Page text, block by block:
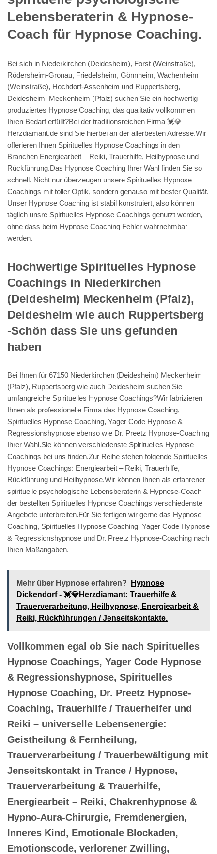
Lebensberaterin & Hypnose-
Coach für Hypnose Coaching.
Bei sich in Niederkirchen (Deidesheim), Forst (Weinstraße),
Rödersheim-Gronau, Friedelsheim, Gönnheim, Wachenheim
(Weinstraße), Hochdorf-Assenheim und Ruppertsberg,
Deidesheim, Meckenheim (Pfalz) suchen Sie ein hochwertig
produziertes Hypnose Coaching, das qualitativ vollkommen
Ihren Bedarf erfüllt?Bei der traditionsreichen Firma 💓️💎
Herzdiamant.de sind Sie hierbei an der allerbesten Adresse.Wir
offerieren Ihnen Spirituelles Hypnose Coachings in den
Branchen Energiearbeit – Reiki, Trauerhilfe, Heilhypnose und
Rückführung.Das Hypnose Coaching Ihrer Wahl finden Sie so
schnell. Nicht nur überzeugen unsere Spirituelles Hypnose
Coachings mit toller Optik, sondern genauso mit bester Qualität.
Unser Hypnose Coaching ist stabil konstruiert, also können
täglich unsre Spirituelles Hypnose Coachings genutzt werden,
ohne dass beim Hypnose Coaching Fehler wahrnehmbar
werden.
Hochwertige Spirituelles Hypnose
Coachings in Niederkirchen
(Deidesheim) Meckenheim (Pfalz),
Deidesheim wie auch Ruppertsberg
-Schön dass Sie uns gefunden
haben
Bei Ihnen für 67150 Niederkirchen (Deidesheim) Meckenheim
(Pfalz), Ruppertsberg wie auch Deidesheim suchen Sie
umfangreiche Spirituelles Hypnose Coachings?Wir fabrizieren
Ihnen als professionelle Firma das Hypnose Coaching,
Spirituelles Hypnose Coaching, Yager Code Hypnose &
Regressionshypnose ebenso wie Dr. Preetz Hypnose-Coaching
Ihrer Wahl.Sie können verschiedenste Spirituelles Hypnose
Coachings bei uns finden.Zur Reihe stehen folgende Spirituelles
Hypnose Coachings: Energiearbeit – Reiki, Trauerhilfe,
Rückführung und Heilhypnose.Wir können Ihnen als erfahrener
spirituelle psychologische Lebensberaterin & Hypnose-Coach
der bestellten Spirituelles Hypnose Coachings verschiedenste
Angebote unterbreiten.Für Sie fertigen wir gerne das Hypnose
Coaching, Spirituelles Hypnose Coaching, Yager Code Hypnose
& Regressionshypnose und Dr. Preetz Hypnose-Coaching nach
Ihren Maßangaben.
Mehr über Hypnose erfahren?
Hypnose
Dickendorf - 💓️💎Herzdiamant: Trauerhilfe &
Trauerverarbeitung, Heilhypnose, Energiearbeit &
Reiki, Rückführungen / Jenseitskontakte.
Vollkommen egal ob Sie nach Spirituelles
Hypnose Coachings, Yager Code Hypnose
& Regressionshypnose, Spirituelles
Hypnose Coaching, Dr. Preetz Hypnose-
Coaching, Trauerhilfe / Trauerhelfer und
Reiki – universelle Lebensenergie:
Geistheilung & Fernheilung,
Trauerverarbeitung / Trauerbewältigung mit
Jenseitskontakt in Trance / Hypnose,
Trauerverarbeitung & Trauerhilfe,
Energiearbeit – Reiki, Chakrenhypnose &
Hypno-Aura-Chirurgie, Fremdenergien,
Inneres Kind, Emotionale Blockaden,
Emotionscode, verlorener Zwilling,